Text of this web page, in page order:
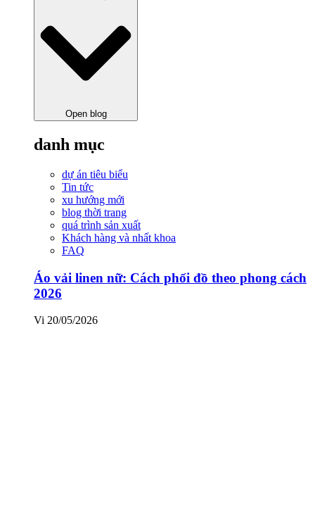
Open blog
danh mục
dự án tiêu biểu
Tin tức
xu hướng mới
blog thời trang
quá trình sản xuất
Khách hàng và nhất khoa
FAQ
Áo vải linen nữ: Cách phối đồ theo phong cách
2026
Vi 20/05/2026